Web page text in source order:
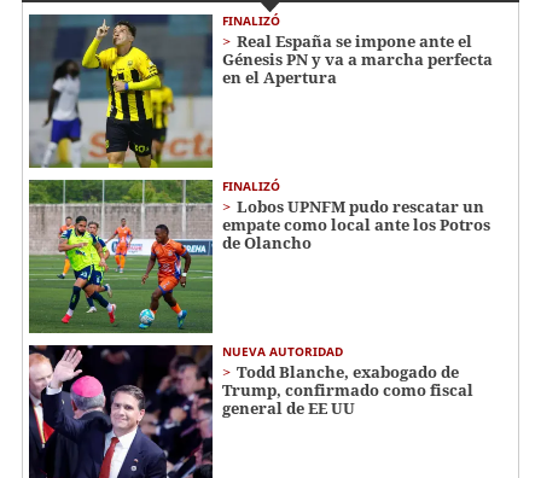
FINALIZÓ
Real España se impone ante el
Génesis PN y va a marcha perfecta
en el Apertura
FINALIZÓ
Lobos UPNFM pudo rescatar un
empate como local ante los Potros
de Olancho
NUEVA AUTORIDAD
Todd Blanche, exabogado de
Trump, confirmado como fiscal
general de EE UU